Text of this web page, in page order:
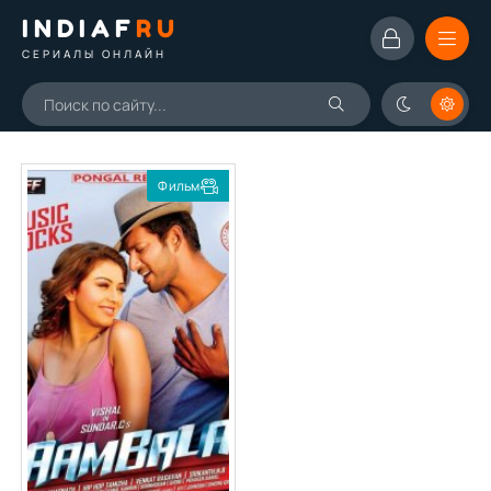
INDIAFRU
СЕРИАЛЫ ОНЛАЙН
Фильм